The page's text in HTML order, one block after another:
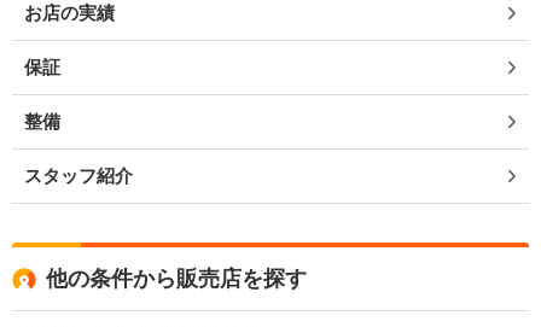
お店の実績
保証
整備
スタッフ紹介
他の条件から販売店を探す